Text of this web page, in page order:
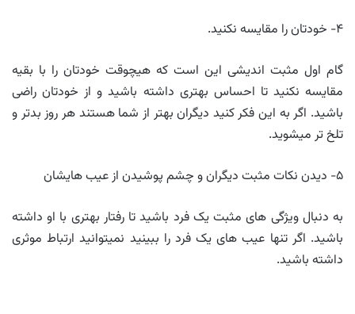
۴- خودتان را مقایسه نکنید.
گام اول مثبت اندیشی این است که هیچوقت خودتان را با بقیه
مقایسه نکنید تا احساس بهتری داشته باشید و از خودتان راضی
باشید. اگر به این فکر کنید دیگران بهتر از شما هستند هر روز بدتر و
تلخ تر میشوید.
۵- دیدن نکات مثبت دیگران و چشم پوشیدن از عیب هایشان
به دنبال ویژگی های مثبت یک فرد باشید تا رفتار بهتری با او داشته
باشید. اگر تنها عیب های یک فرد را ببینید نمیتوانید ارتباط موثری
داشته باشید.